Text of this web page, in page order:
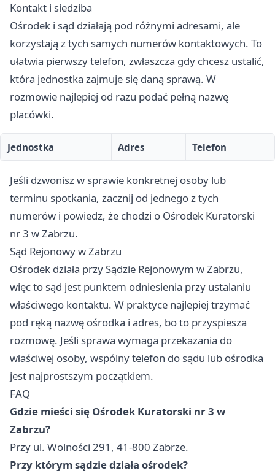
Kontakt i siedziba
Ośrodek i sąd działają pod różnymi adresami, ale
korzystają z tych samych numerów kontaktowych. To
ułatwia pierwszy telefon, zwłaszcza gdy chcesz ustalić,
która jednostka zajmuje się daną sprawą. W
rozmowie najlepiej od razu podać pełną nazwę
placówki.
Jednostka Adres Telefon
Jeśli dzwonisz w sprawie konkretnej osoby lub
terminu spotkania, zacznij od jednego z tych
numerów i powiedz, że chodzi o Ośrodek Kuratorski
nr 3 w Zabrzu.
Sąd Rejonowy w Zabrzu
Ośrodek działa przy Sądzie Rejonowym w Zabrzu,
więc to sąd jest punktem odniesienia przy ustalaniu
właściwego kontaktu. W praktyce najlepiej trzymać
pod ręką nazwę ośrodka i adres, bo to przyspiesza
rozmowę. Jeśli sprawa wymaga przekazania do
właściwej osoby, wspólny telefon do sądu lub ośrodka
jest najprostszym początkiem.
FAQ
Gdzie mieści się Ośrodek Kuratorski nr 3 w
Zabrzu?
Przy ul. Wolności 291, 41-800 Zabrze.
Przy którym sądzie działa ośrodek?